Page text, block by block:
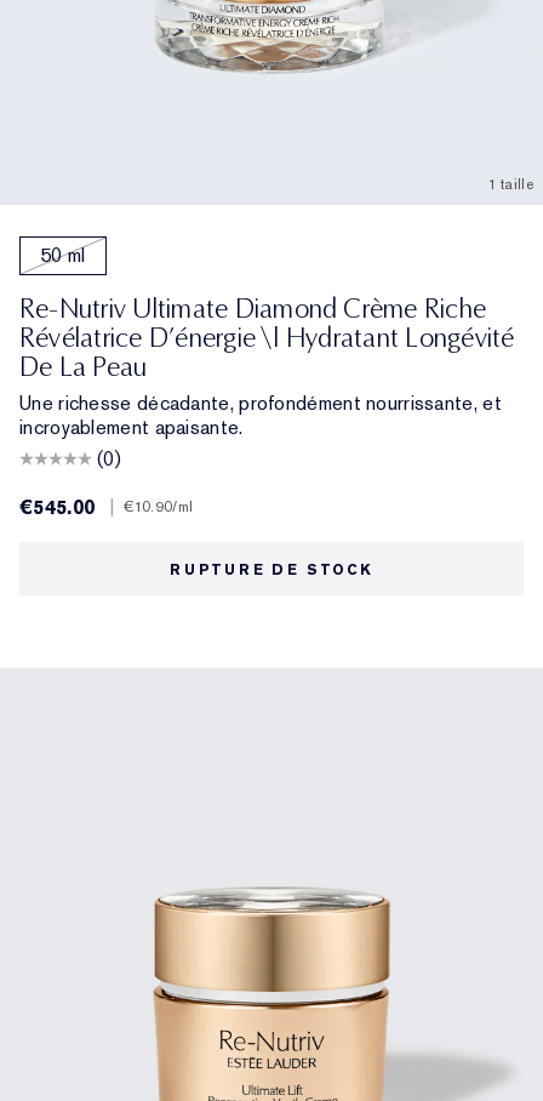
1 taille
50 ml
Re-Nutriv Ultimate Diamond Crème Riche
Révélatrice D’énergie \| Hydratant Longévité
De La Peau
Une richesse décadante, profondément nourrissante, et
incroyablement apaisante.
(0)
€545.00
€10.90/ml
RUPTURE DE STOCK